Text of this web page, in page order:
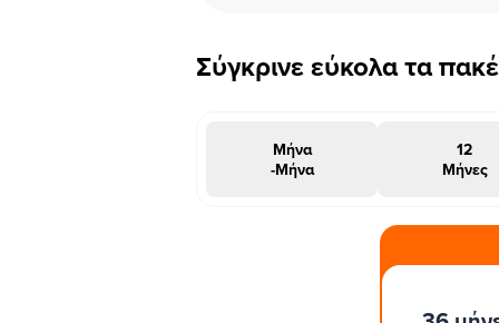
Σύγκρινε εύκολα τα
Μήνα
-Μήνα
12
Μήνες